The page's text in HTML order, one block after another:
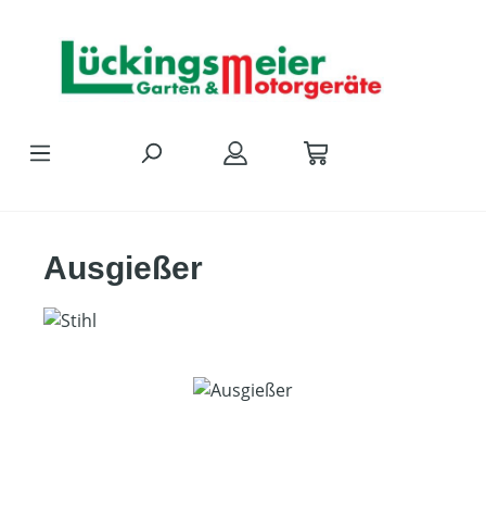
Ausgießer
Bildergalerie überspringen